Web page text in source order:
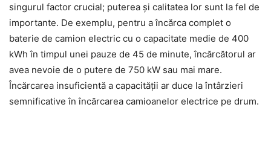
singurul factor crucial; puterea și calitatea lor sunt la fel de
importante. De exemplu, pentru a încărca complet o
baterie de camion electric cu o capacitate medie de 400
kWh în timpul unei pauze de 45 de minute, încărcătorul ar
avea nevoie de o putere de 750 kW sau mai mare.
Încărcarea insuficientă a capacității ar duce la întârzieri
semnificative în încărcarea camioanelor electrice pe drum.